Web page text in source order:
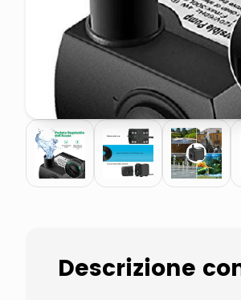
Descrizione